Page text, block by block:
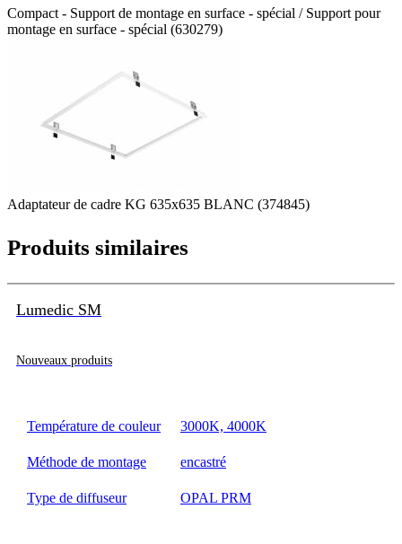
Compact - Support de montage en surface - spécial / Support pour
montage en surface - spécial (630279)
Adaptateur de cadre KG 635x635 BLANC (374845)
Produits similaires
Lumedic SM
Nouveaux produits
Température de couleur 3000K, 4000K
Méthode de montage encastré
Type de diffuseur OPAL PRM